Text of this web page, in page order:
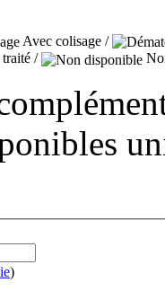
Avec colisage /
/
)